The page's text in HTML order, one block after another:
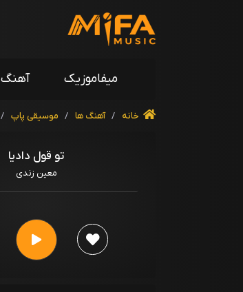
میفاموزیک آهنگ
خانه / آهنگ ها / موسیقی پاپ /
تو قول دادیا
معین زندی